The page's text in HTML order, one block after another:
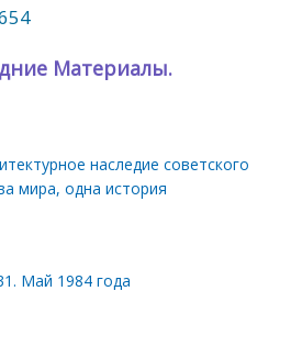
Материалы.
наследие советского
мира, одна история
Май 1984 года